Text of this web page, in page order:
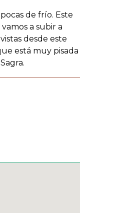
de frío. Este
a subir a
desde este
está muy pisada